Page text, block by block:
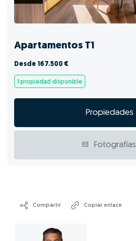
Apartamentos T1
Desde 167.500 €
1 propiedad disponible
Propiedades
Fotografías
Compartir Copiar enlace